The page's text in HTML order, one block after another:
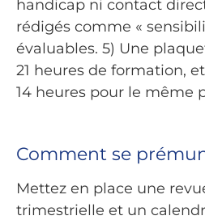
handicap ni contact
rédigés comme «
évaluables. 5) Une
21 heures de formation,
14 heures pour le même
Comment se
Mettez en place une
trimestrielle et un